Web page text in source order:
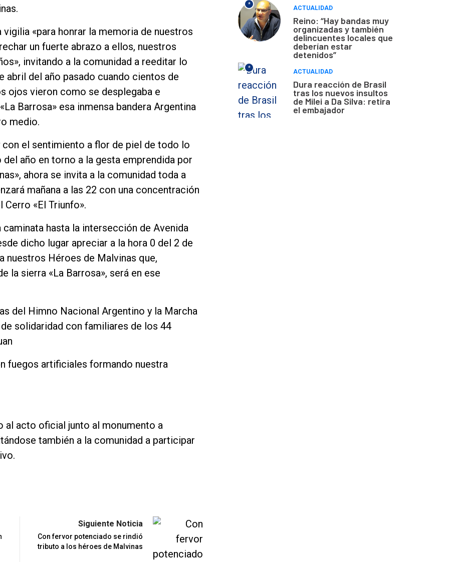
vigilia «para honrar la memoria de nuestros
un fuerte abrazo a ellos, nuestros
invitando a la comunidad a reeditar lo
abril del año pasado cuando cientos de
ojos vieron como se desplegaba e
Barrosa» esa inmensa bandera Argentina
medio.
el sentimiento a flor de piel de todo lo
año en torno a la gesta emprendida por
ahora se invita a la comunidad toda a
mañana a las 22 con una concentración
«El Triunfo».
caminata hasta la intersección de Avenida
dicho lugar apreciar a la hora 0 del 2 de
nuestros Héroes de Malvinas que,
la sierra «La Barrosa», será en ese
del Himno Nacional Argentino y la Marcha
solidaridad con familiares de los 44
fuegos artificiales formando nuestra
al acto oficial junto al monumento a
también a la comunidad a participar
Siguiente Noticia
Con fervor potenciado se rindió
tributo a los héroes de Malvinas
*
ACTUALIDAD
Reino: “Hay bandas muy
organizadas y también
delincuentes locales que
deberían estar
detenidos”
*
ACTUALIDAD
Dura reacción de Brasil
tras los nuevos insultos
de Milei a Da Silva: retira
el embajador